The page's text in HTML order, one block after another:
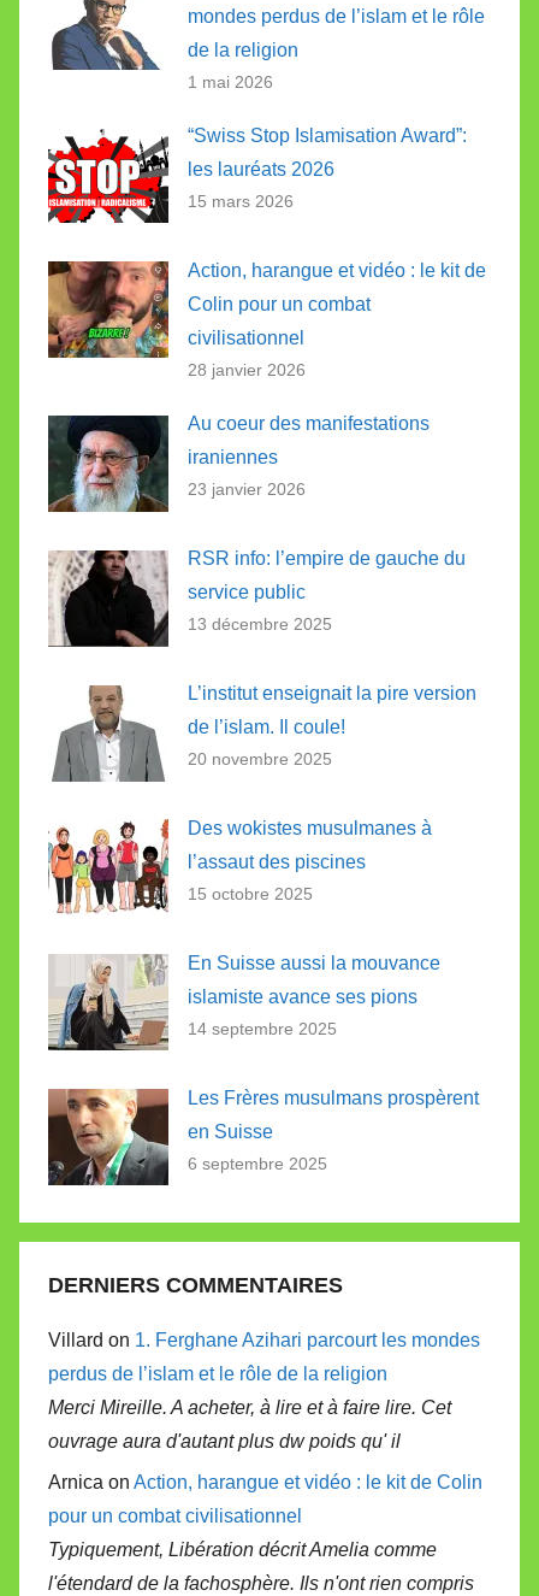
mondes perdus de l’islam et le rôle
de la religion
1 mai 2026
“Swiss Stop Islamisation Award”:
les lauréats 2026
15 mars 2026
Action, harangue et vidéo : le kit de
Colin pour un combat
civilisationnel
28 janvier 2026
Au coeur des manifestations
iraniennes
23 janvier 2026
RSR info: l’empire de gauche du
service public
13 décembre 2025
L’institut enseignait la pire version
de l’islam. Il coule!
20 novembre 2025
Des wokistes musulmanes à
l’assaut des piscines
15 octobre 2025
En Suisse aussi la mouvance
islamiste avance ses pions
14 septembre 2025
Les Frères musulmans prospèrent
en Suisse
6 septembre 2025
DERNIERS COMMENTAIRES
Villard on 1. Ferghane Azihari parcourt les mondes
perdus de l’islam et le rôle de la religion
Merci Mireille. A acheter, à lire et à faire lire. Cet
ouvrage aura d'autant plus dw poids qu' il
Arnica on Action, harangue et vidéo : le kit de Colin
pour un combat civilisationnel
Typiquement, Libération décrit Amelia comme
l'étendard de la fachosphère. Ils n'ont rien compris